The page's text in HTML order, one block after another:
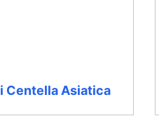
Centella Asiatica